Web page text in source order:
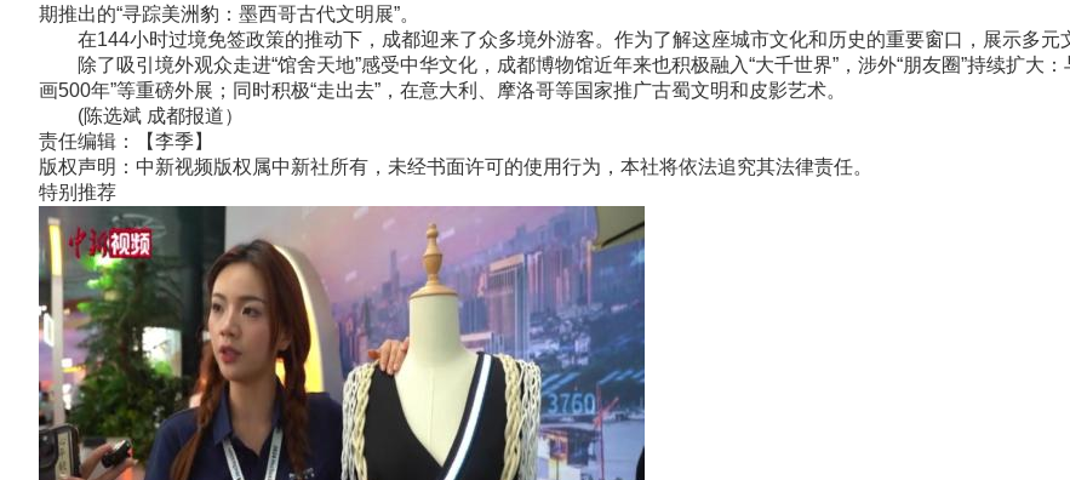
期推出的“寻踪美洲豹：墨西哥古代文明展”。
在144小时过境免签政策的推动下，成都迎来了众多境外游客。作为了解这座城市文化和历史的重要窗口，展示多元
除了吸引境外观众走进“馆舍天地”感受中华文化，成都博物馆近年来也积极融入“大千世界”，涉外“朋友圈”持续扩大
画500年”等重磅外展；同时积极“走出去”，在意大利、摩洛哥等国家推广古蜀文明和皮影艺术。
(陈选斌 成都报道）
责任编辑：【李季】
版权声明：中新视频版权属中新社所有，未经书面许可的使用行为，本社将依法追究其法律责任。
特别推荐